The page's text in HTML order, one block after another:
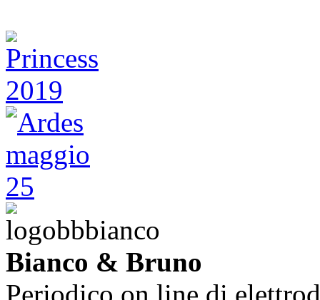
Bianco & Bruno
Periodico on line di